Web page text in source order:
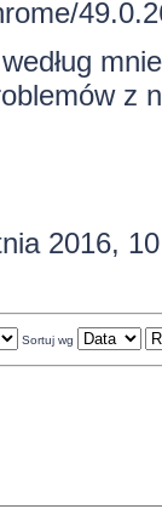
z
2016,
Sortuj wg